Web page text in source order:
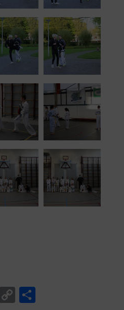
CopyDelen